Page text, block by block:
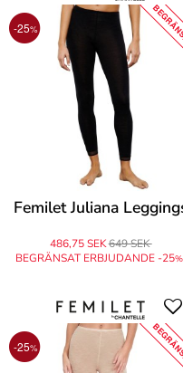
-25%
Femilet Juliana
486,75 SEK649 SEK
BEGRÄNSAT ERBJUDANDE -25%
-25%